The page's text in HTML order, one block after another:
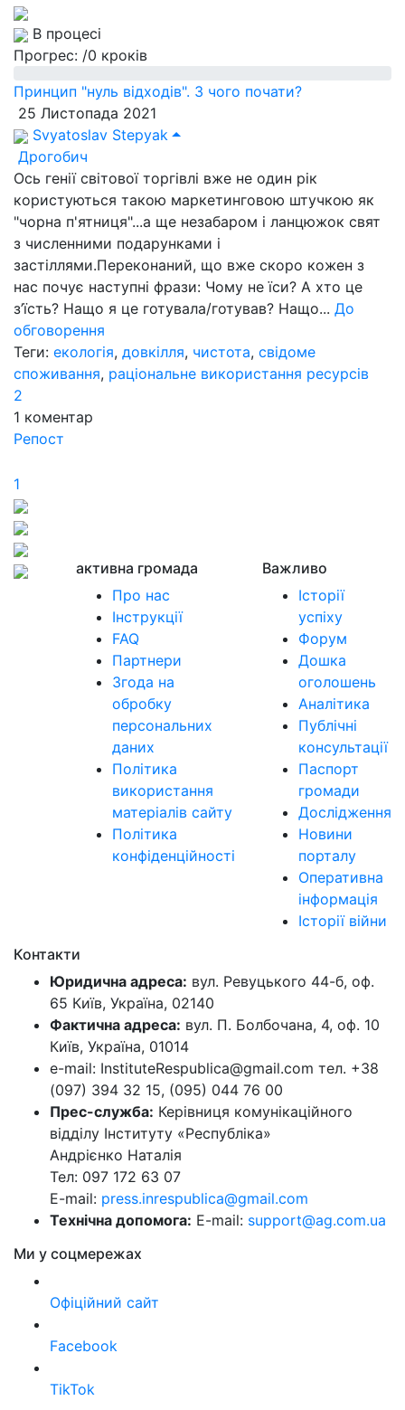
В процесі
Прогрес: /0 кроків
Принцип "нуль відходів". З чого почати?
25 Листопада 2021
Svyatoslav Stepyak
Дрогобич
Ось генії світової торгівлі вже не один рік
користуються такою маркетинговою штучкою як
"чорна п'ятниця"...а ще незабаром і ланцюжок свят
з численними подарунками і
застіллями.Переконаний, що вже скоро кожен з
нас почує наступні фрази: Чому не їси? А хто це
з’їсть? Нащо я це готувала/готував? Нащо... До
обговорення
Теги: екологія, довкілля, чистота, свідоме
споживання, раціональне використання ресурсів
2
1 коментар
Репост
1
активна громада
Про нас
Інструкції
FAQ
Партнери
Згода на
обробку
персональних
даних
Політика
використання
матеріалів сайту
Політика
конфіденційності
Важливо
Історії
успіху
Форум
Дошка
оголошень
Аналітика
Публічні
консультації
Паспорт
громади
Дослідження
Новини
порталу
Оперативна
інформація
Історії війни
Контакти
Юридична адреса: вул. Ревуцького 44-б, оф.
65 Київ, Україна, 02140
Фактична адреса: вул. П. Болбочана, 4, оф. 10
Київ, Україна, 01014
e-mail: InstituteRespublica@gmail.com тел. +38
(097) 394 32 15, (095) 044 76 00
Прес-служба: Керівниця комунікаційного
відділу Інституту «Республіка»
Андрієнко Наталія
Тел: 097 172 63 07
E-mail: press.inrespublica@gmail.com
Технічна допомога: E-mail: support@ag.com.ua
Ми у соцмережах
Офіційний сайт
Facebook
TikTok